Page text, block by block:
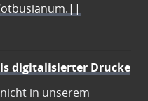
digitalisierter Drucke
in unserem